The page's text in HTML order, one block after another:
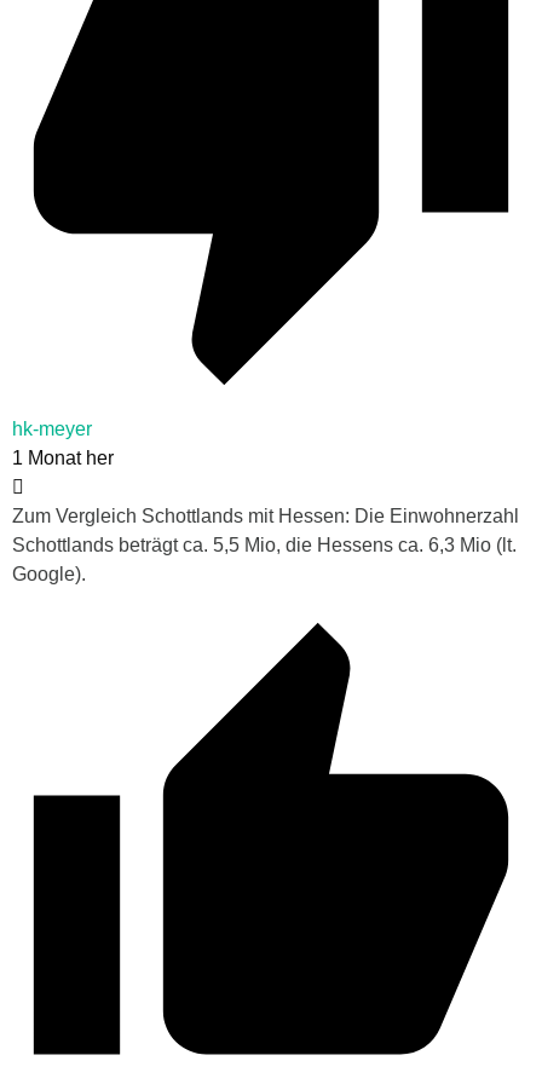
hk-meyer
1 Monat her
Zum Vergleich Schottlands mit Hessen: Die Einwohnerzahl
Schottlands beträgt ca. 5,5 Mio, die Hessens ca. 6,3 Mio (lt.
Google).